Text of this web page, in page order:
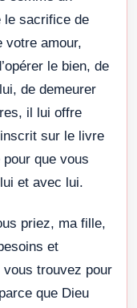
le sacrifice de
amour,
le bien, de
de demeurer
il lui offre
sur le livre
que vous
et avec lui.
priez, ma fille,
et
vous trouvez pour
que Dieu